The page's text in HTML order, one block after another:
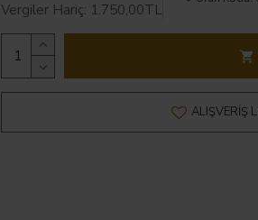
Vergiler Hariç: 1.750,00TL
ALIŞVERIŞ